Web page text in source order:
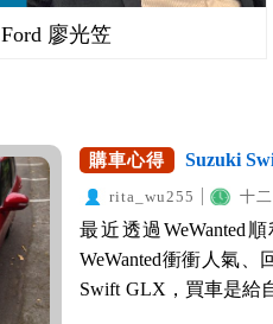
Ford 廖光笠
購車心得 Suzuki
rita_wu255 十
最近透過WeWanted
WeWanted衝衝人氣
Swift GLX，買車是給